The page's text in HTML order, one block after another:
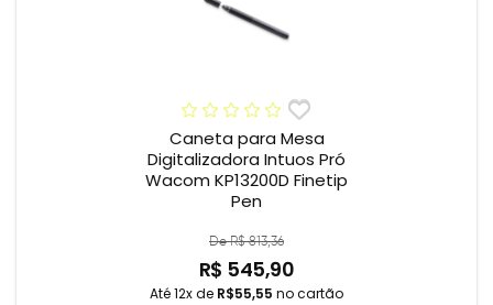
Caneta para Mesa
Digitalizadora Intuos Pró
Wacom KP13200D Finetip
Pen
De R$ 813,36
R$ 545,90
Até 12x de R$55,55 no cartão